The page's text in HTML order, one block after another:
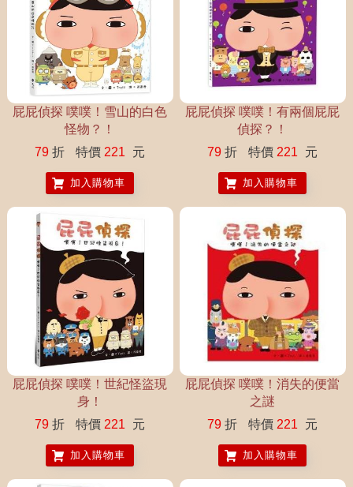
屁屁偵探 噗噗！雪山的白色
怪物？！
79 折 特價 221 元
加入購物車
屁屁偵探 噗噗！有兩個屁屁
偵探？！
79 折 特價 221 元
加入購物車
屁屁偵探 噗噗！世紀怪盜現
身！
79 折 特價 221 元
加入購物車
屁屁偵探 噗噗！消失的便當
之謎
79 折 特價 221 元
加入購物車